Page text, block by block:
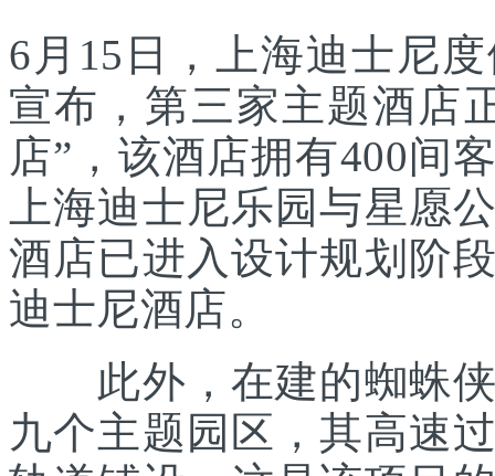
6月15日，上海迪士尼
宣布，第三家主题酒店
店”，该酒店拥有400间
上海迪士尼乐园与星愿
酒店已进入设计规划阶
迪士尼酒店。
此外，在建的蜘蛛侠
九个主题园区，其高速